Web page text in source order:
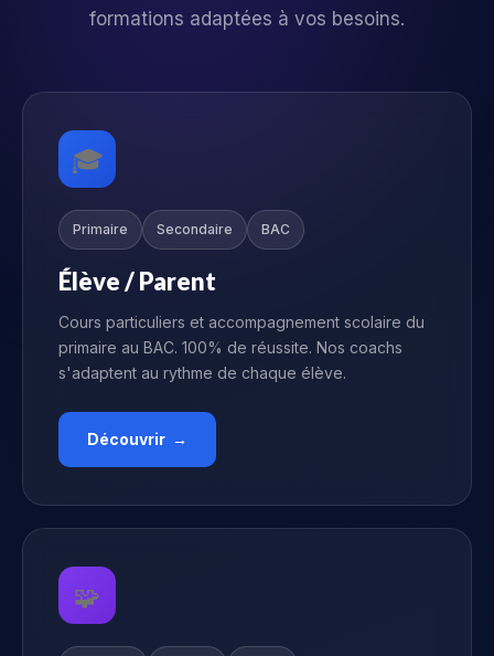
formations adaptées à vos besoins.
🎓
Primaire Secondaire BAC
Élève / Parent
Cours particuliers et accompagnement scolaire du
primaire au BAC. 100% de réussite. Nos coachs
s'adaptent au rythme de chaque élève.
Découvrir →
🧩